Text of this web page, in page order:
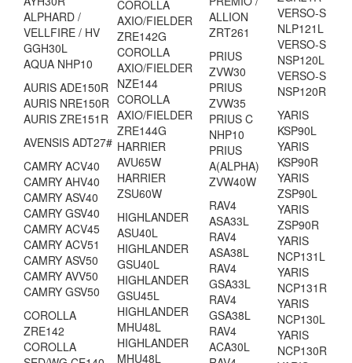
ALPHARD /
VELLFIRE / HV
GGH30L
AQUA NHP10
AURIS ADE150R
AURIS NRE150R
AURIS ZRE151R
AVENSIS ADT27#
CAMRY ACV40
CAMRY AHV40
CAMRY ASV40
CAMRY GSV40
CAMRY ACV45
CAMRY ACV51
CAMRY ASV50
CAMRY AVV50
CAMRY GSV50
COROLLA
ZRE142
COROLLA
COROLLA
AXIO/FIELDER
ZRE142G
COROLLA
AXIO/FIELDER
NZE144
COROLLA
AXIO/FIELDER
ZRE144G
HARRIER
AVU65W
HARRIER
ZSU60W
HIGHLANDER
ASU40L
HIGHLANDER
GSU40L
HIGHLANDER
GSU45L
HIGHLANDER
MHU48L
HIGHLANDER
MHU48L
ALLION
ZRT261
PRIUS
ZVW30
PRIUS
ZVW35
PRIUS C
NHP10
PRIUS
A(ALPHA)
ZVW40W
RAV4
ASA33L
RAV4
ASA38L
RAV4
GSA33L
RAV4
GSA38L
RAV4
ACA30L
VERSO-S
NLP121L
VERSO-S
NSP120L
VERSO-S
NSP120R
YARIS
KSP90L
YARIS
KSP90R
YARIS
ZSP90L
YARIS
ZSP90R
YARIS
NCP131L
YARIS
NCP131R
YARIS
NCP130L
YARIS
NCP130R